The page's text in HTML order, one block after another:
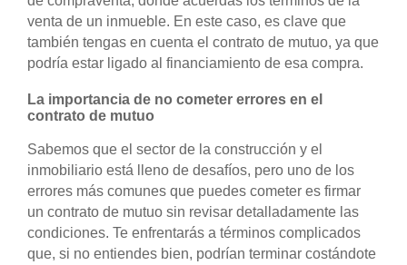
venta de un inmueble. En este caso, es clave que
también tengas en cuenta el contrato de mutuo, ya que
podría estar ligado al financiamiento de esa compra.
La importancia de no cometer errores en el
contrato de mutuo
Sabemos que el sector de la construcción y el
inmobiliario está lleno de desafíos, pero uno de los
errores más comunes que puedes cometer es firmar
un contrato de mutuo sin revisar detalladamente las
condiciones. Te enfrentarás a términos complicados
que, si no entiendes bien, podrían terminar costándote